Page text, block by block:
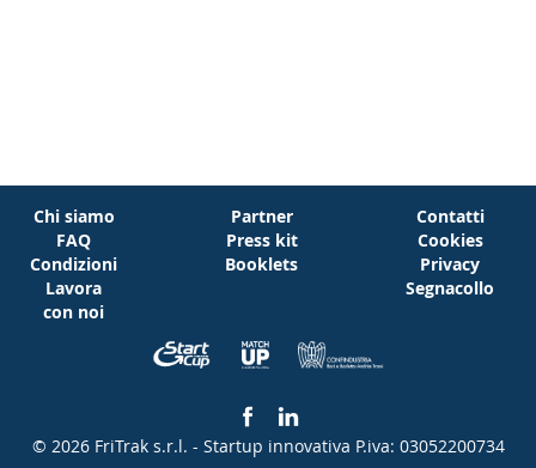
Chi siamo
FAQ
Condizioni
Lavora
con noi
Partner
Press kit
Booklets
Contatti
Cookies
Privacy
Segnacollo
© 2026 FriTrak s.r.l. - Startup innovativa P.iva: 03052200734